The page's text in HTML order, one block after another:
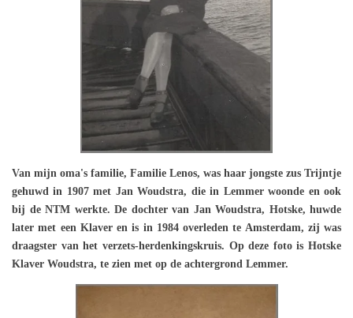
Van mijn oma's familie, Familie Lenos, was haar jongste zus Trijntje
gehuwd in 1907 met Jan Woudstra, die in Lemmer woonde en ook
bij de NTM werkte. De dochter van Jan Woudstra, Hotske, huwde
later met een Klaver en is in 1984 overleden te Amsterdam, zij was
draagster van het verzets-herdenkingskruis. Op deze foto is Hotske
Klaver Woudstra, te zien met op de achtergrond Lemmer.